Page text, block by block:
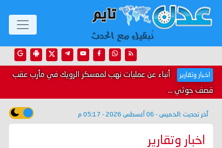
اخبار وتقارير أنباء عن عمليات نهب لمعسكر الرويك في مأرب عقب
قصف حوثي ...
آخر تحديث : الخميس - 06 أغسطس 2026 - 05:17 م
اخبار وتقارير